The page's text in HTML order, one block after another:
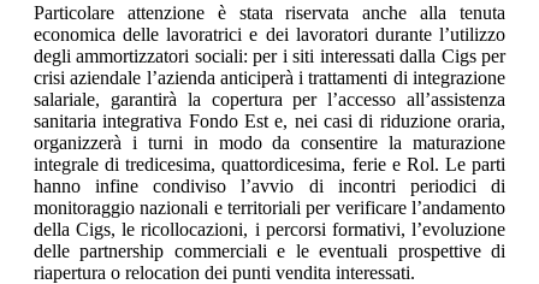
Particolare attenzione è stata riservata anche alla tenuta
economica delle lavoratrici e dei lavoratori durante l’utilizzo
degli ammortizzatori sociali: per i siti interessati dalla Cigs per
crisi aziendale l’azienda anticiperà i trattamenti di integrazione
salariale, garantirà la copertura per l’accesso all’assistenza
sanitaria integrativa Fondo Est e, nei casi di riduzione oraria,
organizzerà i turni in modo da consentire la maturazione
integrale di tredicesima, quattordicesima, ferie e Rol. Le parti
hanno infine condiviso l’avvio di incontri periodici di
monitoraggio nazionali e territoriali per verificare l’andamento
della Cigs, le ricollocazioni, i percorsi formativi, l’evoluzione
delle partnership commerciali e le eventuali prospettive di
riapertura o relocation dei punti vendita interessati.